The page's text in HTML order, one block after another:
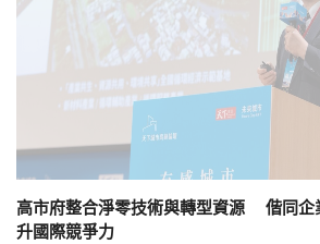
高市府整合淨零技術與轉型資源 偕同企
升國際競爭力